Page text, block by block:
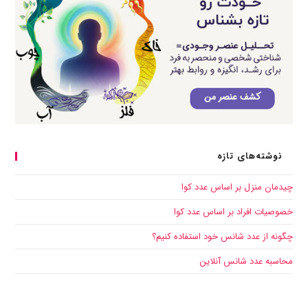
نوشته‌های تازه
چیدمان منزل بر اساس عدد کوا
خصوصیات افراد بر اساس عدد کوا
چگونه از عدد شانس خود استفاده کنیم؟
محاسبه عدد شانس آنلاین